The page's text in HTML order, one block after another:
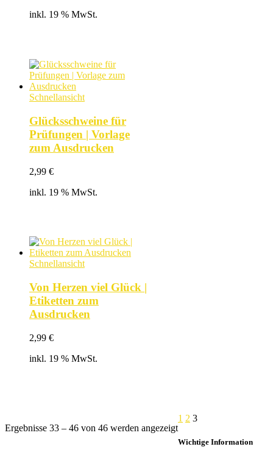
inkl. 19 % MwSt.
Schnellansicht
Glücksschweine für
Prüfungen | Vorlage
zum Ausdrucken
2,99 €
inkl. 19 % MwSt.
Schnellansicht
Von Herzen viel Glück |
Etiketten zum
Ausdrucken
2,99 €
inkl. 19 % MwSt.
Ergebnisse 33 – 46 von 46 werden angezeigtNach
Beliebtheit
sortiert
1 2 3
Wichtige Information